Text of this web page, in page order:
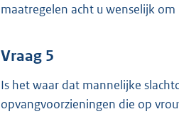
maatregelen acht u wenselijk
Vraag 5
Is het waar dat mannelijke
opvangvoorzieningen die op